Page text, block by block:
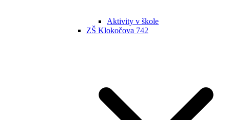
Aktivity v škole
ZŠ Klokočova 742